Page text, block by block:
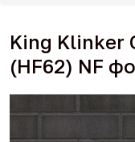
King Klinker
(HF62) NF